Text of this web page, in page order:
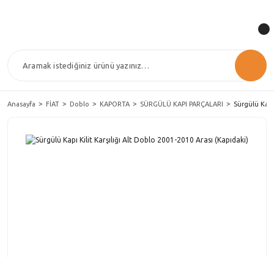
Anasayfa FİAT Doblo KAPORTA SÜRGÜLÜ KAPI PARÇALARI Sürgülü